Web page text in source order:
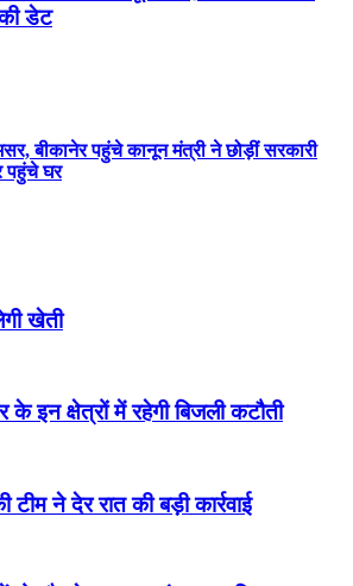
की डेट
बीकानेर पहुंचे कानून मंत्री ने छोड़ीं सरकारी
पहुंचे घर
खेती
इन क्षेत्रों में रहेगी बिजली कटौती
टीम ने देर रात की बड़ी कार्रवाई